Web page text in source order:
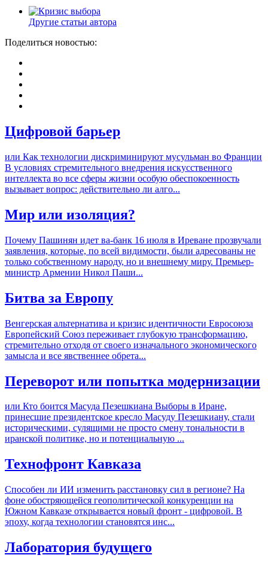
Другие статьи автора
Поделиться новостью:
Цифровой барьер
или Как технологии дискриминируют мусульман во Франции
В условиях стремительного внедрения искусственного
интеллекта во все сферы жизни особую обеспокоенность
вызывает вопрос: действительно ли алго...
Мир или изоляция?
Почему Пашинян идет ва-банк 16 июля в Иреване прозвучали
заявления, которые, по всей видимости, были адресованы не
только собственному народу, но и внешнему миру. Премьер-
министр Армении Никол Паши...
Битва за Европу
Венгерская альтернатива и кризис идентичности Евросоюза
Европейский Союз переживает глубокую трансформацию,
стремительно отходя от своего изначального экономического
замысла и все явственнее обрета...
Переворот или попытка модернизации
или Кто боится Масуда Пезешкиана Выборы в Иране,
принесшие президентское кресло Масуду Пезешкиану, стали
историческими, сулящими не просто смену тональности в
иранской политике, но и потенциальную ...
Технофронт Кавказа
Способен ли ИИ изменить расстановку сил в регионе? На
фоне обостряющейся геополитической конкуренции на
Южном Кавказе открывается новый фронт - цифровой. В
эпоху, когда технологии становятся инс...
Лаборатория будущего